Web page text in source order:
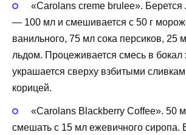
«Carolans creme brulee». Берется
— 100 мл и смешивается с 50 г
ванильного, 75 мл сока персиков, 25
льдом. Процеживается смесь в бокал
украшается сверху взбитыми
корицей.
«Carolans Blackberry Coffee». 50
смешать с 15 мл ежевичного сиропа.